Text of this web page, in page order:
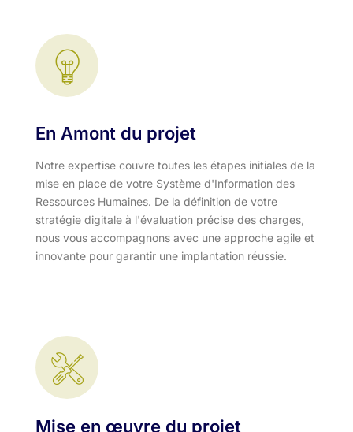
En Amont du projet
Notre expertise couvre toutes les étapes initiales de la
mise en place de votre Système d'Information des
Ressources Humaines. De la définition de votre
stratégie digitale à l'évaluation précise des charges,
nous vous accompagnons avec une approche agile et
innovante pour garantir une implantation réussie.
Mise en œuvre du projet